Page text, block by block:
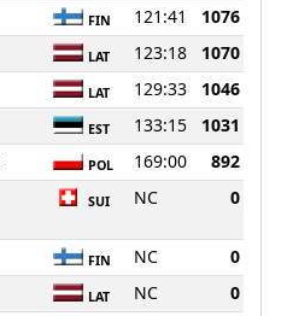
FIN 121:41
1076
LAT 123:18
1070
LAT 129:33
1046
EST 133:15
1031
POL 169:00
892
SUI NC 0
FIN NC
0
LAT NC
0